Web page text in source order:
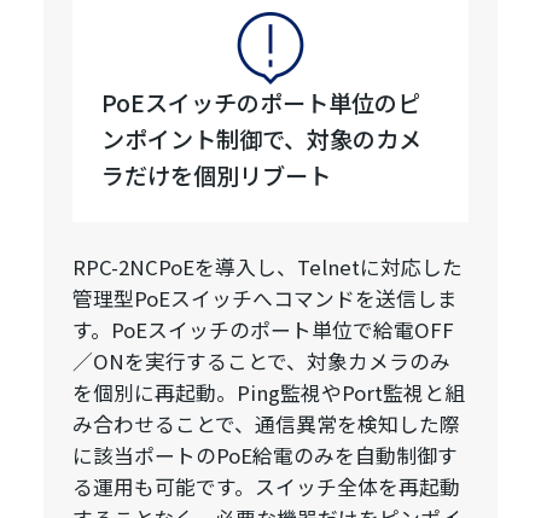
PoEスイッチのポート単位のピ
ンポイント制御で、対象のカメ
ラだけを個別リブート
RPC-2NCPoEを導入し、Telnetに対応した
管理型PoEスイッチへコマンドを送信しま
す。PoEスイッチのポート単位で給電OFF
／ONを実行することで、対象カメラのみ
を個別に再起動。Ping監視やPort監視と組
み合わせることで、通信異常を検知した際
に該当ポートのPoE給電のみを自動制御す
る運用も可能です。スイッチ全体を再起動